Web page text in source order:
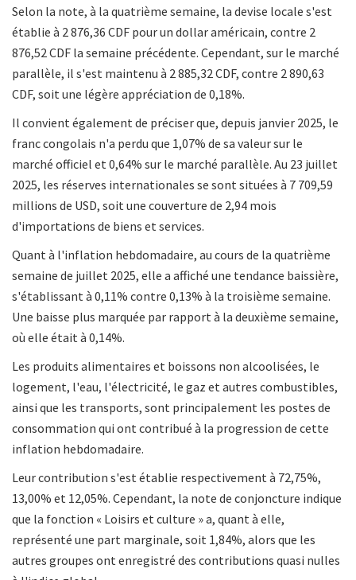
Selon la note, à la quatrième semaine, la devise locale s'est
établie à 2 876,36 CDF pour un dollar américain, contre 2
876,52 CDF la semaine précédente. Cependant, sur le marché
parallèle, il s'est maintenu à 2 885,32 CDF, contre 2 890,63
CDF, soit une légère appréciation de 0,18%.
Il convient également de préciser que, depuis janvier 2025, le
franc congolais n'a perdu que 1,07% de sa valeur sur le
marché officiel et 0,64% sur le marché parallèle. Au 23 juillet
2025, les réserves internationales se sont situées à 7 709,59
millions de USD, soit une couverture de 2,94 mois
d'importations de biens et services.
Quant à l'inflation hebdomadaire, au cours de la quatrième
semaine de juillet 2025, elle a affiché une tendance baissière,
s'établissant à 0,11% contre 0,13% à la troisième semaine.
Une baisse plus marquée par rapport à la deuxième semaine,
où elle était à 0,14%.
Les produits alimentaires et boissons non alcoolisées, le
logement, l'eau, l'électricité, le gaz et autres combustibles,
ainsi que les transports, sont principalement les postes de
consommation qui ont contribué à la progression de cette
inflation hebdomadaire.
Leur contribution s'est établie respectivement à 72,75%,
13,00% et 12,05%. Cependant, la note de conjoncture indique
que la fonction « Loisirs et culture » a, quant à elle,
représenté une part marginale, soit 1,84%, alors que les
autres groupes ont enregistré des contributions quasi nulles